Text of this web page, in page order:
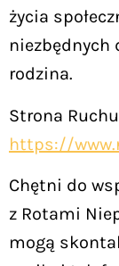
życia
niezbędnych
rodzina.
Strona
https://
Chętni do
z Rotami
mogą